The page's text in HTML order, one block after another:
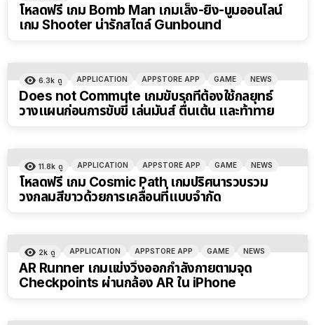
โหลดฟรี เกม Bomb Man เกมเล็ง-ยิง-บูมออนไลน์
เกม Shooter น่ารักสไตล์ Gunbound
6.3k ดู APPLICATION APPSTORE APP GAME NEWS
Does not Commute เกมขับรถที่ต้องใช้กลยุทธ์
วางแผนก่อนการขับขี่ เล่นมันส์ ตื่นเต้น และท้าทาย
11.8k ดู APPLICATION APPSTORE APP GAME NEWS
โหลดฟรี เกม Cosmic Path เกมปริศนารวบรวม
วงกลมสีขาวด้วยการเคลื่อนที่แบบจำกัด
2k ดู APPLICATION APPSTORE APP GAME NEWS
AR Runner เกมแข่งวิ่งออกกำลังกายตามจุด
Checkpoints ผ่านกล้อง AR ใน iPhone